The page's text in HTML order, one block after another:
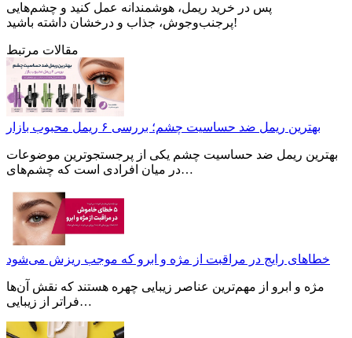
پس در خرید ریمل، هوشمندانه عمل کنید و چشم‌هایی
پرجنب‌وجوش، جذاب و درخشان داشته باشید!
مقالات مرتبط
بهترین ریمل ضد حساسیت چشم؛ بررسی ۶ ریمل محبوب بازار
بهترین ریمل ضد حساسیت چشم یکی از پرجستجوترین موضوعات
در میان افرادی است که چشم‌های…
خطاهای رایج در مراقبت از مژه و ابرو که موجب ریزش می‌شود
مژه و ابرو از مهم‌ترین عناصر زیبایی چهره هستند که نقش آن‌ها
فراتر از زیبایی…